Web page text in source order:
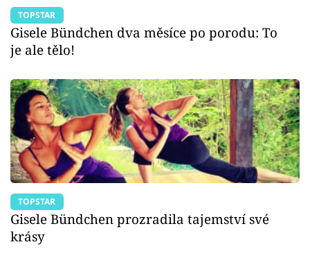
TOPSTAR
Gisele Bündchen dva měsíce po porodu: To
je ale tělo!
TOPSTAR
Gisele Bündchen prozradila tajemství své
krásy